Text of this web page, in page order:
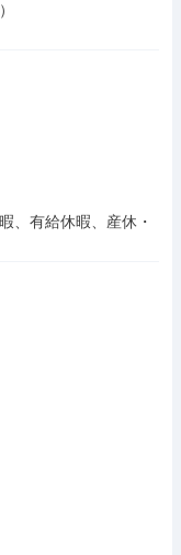
、有給休暇、産休・